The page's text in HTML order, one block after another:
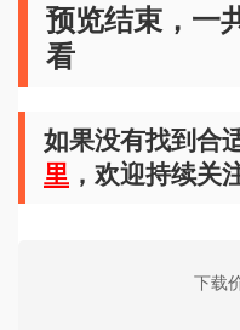
预览结束，一
看
如果没有找到合
里 ，欢迎持续关
下载